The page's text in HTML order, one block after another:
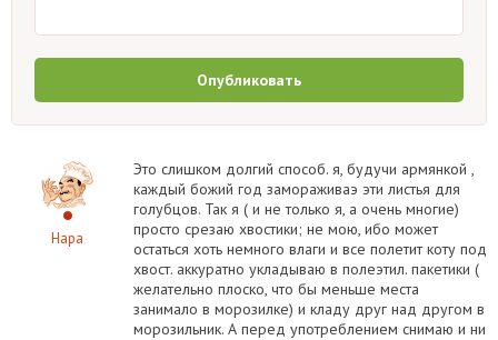
Опубликовать
Нара
Это слишком долгий способ. я, будучи армянкой ,
каждый божий год замораживаэ эти листья для
голубцов. Так я ( и не только я, а очень многие)
просто срезаю хвостики; не мою, ибо может
остаться хоть немного влаги и все полетит коту под
хвост. аккуратно укладываю в полеэтил. пакетики (
желательно плоско, что бы меньше места
занимало в морозилке) и кладу друг над другом в
морозильник. А перед употреблением снимаю и ни